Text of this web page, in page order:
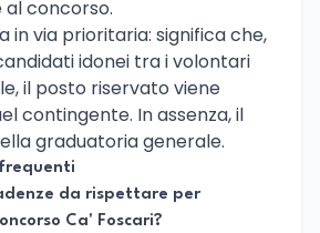
concorso.
in via prioritaria: significa che,
idonei tra i volontari
il posto riservato viene
contingente. In assenza, il
graduatoria generale.
frequenti
da rispettare per
Ca' Foscari?